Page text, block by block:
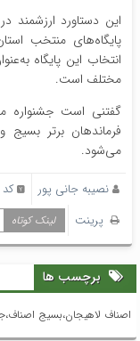
این دستاورد
پایگاه‌های منتخب
انتخاب این پایگاه
مختلف است.
گفتنی است جشنواره
فرماندهان برتر
می‌شود.
نصیبه جانی پور کد
پرینت
لینک کوتاه
برچسب ها
اصناف لاهیجان،بسیج